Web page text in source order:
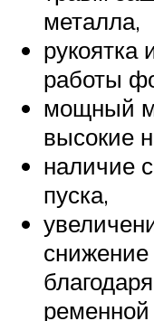
металла,
работы
мощный
высокие
наличие
пуска,
снижение
ременной